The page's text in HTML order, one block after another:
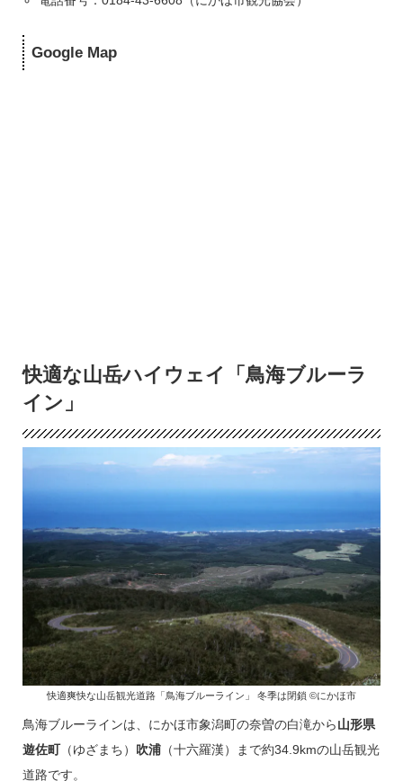
Google Map
快適な山岳ハイウェイ「鳥海ブルーラ
イン」
快適爽快な山岳観光道路「鳥海ブルーライン」 冬季は閉鎖 ©にかほ市
鳥海ブルーラインは、にかほ市象潟町の奈曽の白滝から山形県
遊佐町（ゆざまち） 吹浦（十六羅漢）まで約34.9kmの山岳観光
道路です。